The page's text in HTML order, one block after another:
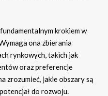
krokiem w
ona zbierania
rynkowych, takich jak
oraz preferencje
zrozumieć, jakie obszary są
do rozwoju.